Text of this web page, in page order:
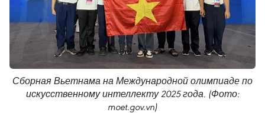
Сборная Вьетнама на Международной олимпиаде по
искусственному интеллекту 2025 года. (Фото:
moet.gov.vn)